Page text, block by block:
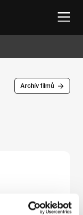
Archív filmů